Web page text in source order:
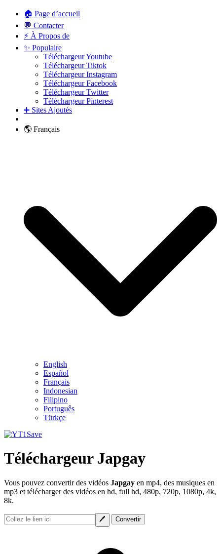
🏠 Page d’accueil
💬 Contacter
⚡ À Propos de
✨ Populaire
Téléchargeur Youtube
Téléchargeur Tiktok
Téléchargeur Instagram
Téléchargeur Facebook
Téléchargeur Twitter
Téléchargeur Pinterest
➕ Sites Ajoutés
🌎 Français
English
Español
Français
Indonesian
Filipino
Português
Türkçe
Téléchargeur Japgay
Vous pouvez convertir des vidéos Japgay en mp4, des musiques en
mp3 et télécharger des vidéos en hd, full hd, 480p, 720p, 1080p, 4k,
8k.